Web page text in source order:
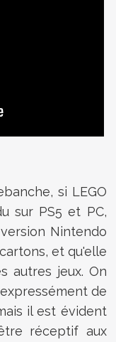
si LEGO
sur PS5 et PC,
Nintendo
et qu'elle
autres jeux. On
de
il est évident
réceptif aux